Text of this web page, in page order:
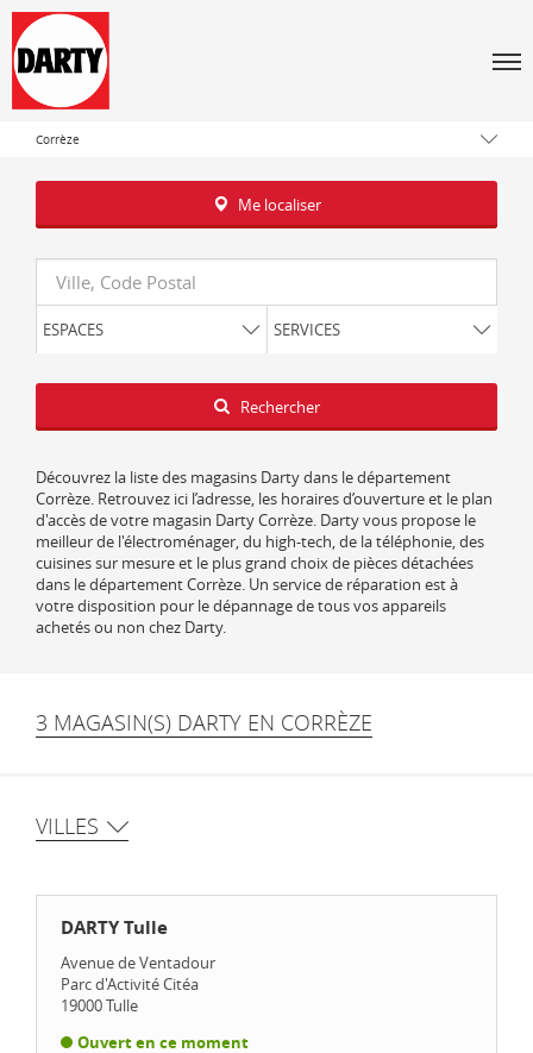
Tous les magasins Darty
Nouvelle-Aquitaine
Corrèze
Me localiser
Requête
ESPACES SERVICES
Latitude
Longitude
Rechercher
Découvrez la liste des magasins Darty dans le département
Corrèze. Retrouvez ici l’adresse, les horaires d’ouverture et le plan
d'accès de votre magasin Darty Corrèze. Darty vous propose le
meilleur de l'électroménager, du high-tech, de la téléphonie, des
cuisines sur mesure et le plus grand choix de pièces détachées
dans le département Corrèze. Un service de réparation est à
votre disposition pour le dépannage de tous vos appareils
achetés ou non chez Darty.
3 MAGASIN(S) DARTY EN CORRÈZE
VILLES
DARTY Tulle
Avenue de Ventadour
Parc d'Activité Citéa
19000Tulle
Ouvert en ce moment